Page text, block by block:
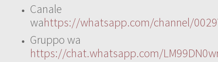
Canale
wahttps://whatsapp.com/channel/
Gruppo wa
https://chat.whatsapp.com/